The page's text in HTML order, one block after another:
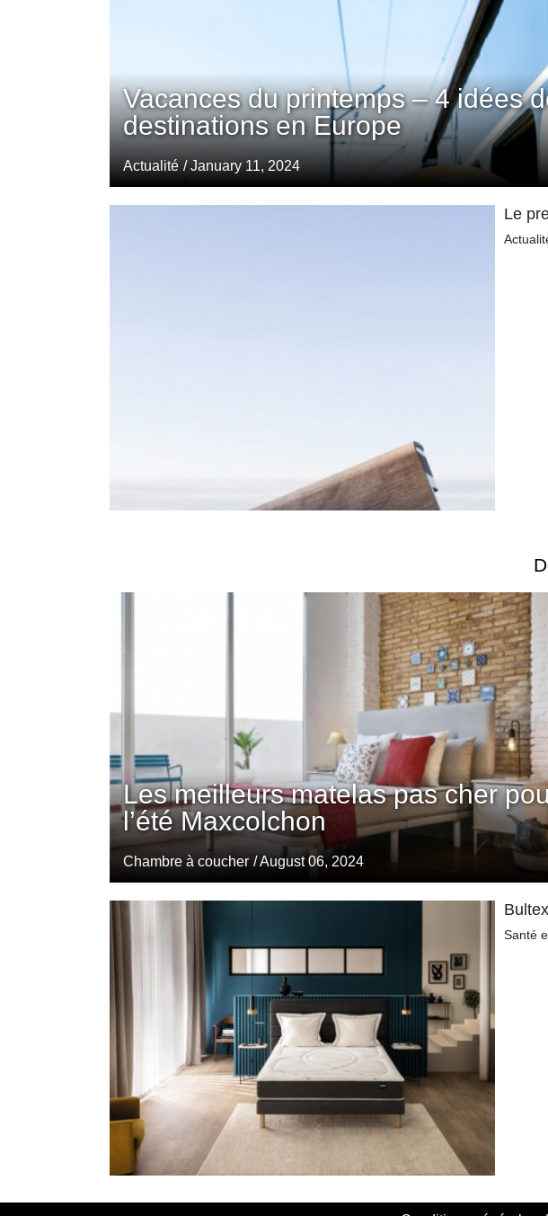
Vacances du printemps – 4 idées
destinations en Europe
Actualité / January 11, 2024
Le
Les meilleurs matelas pas cher
l’été Maxcolchon
Chambre à coucher / August 06, 2024
Santé